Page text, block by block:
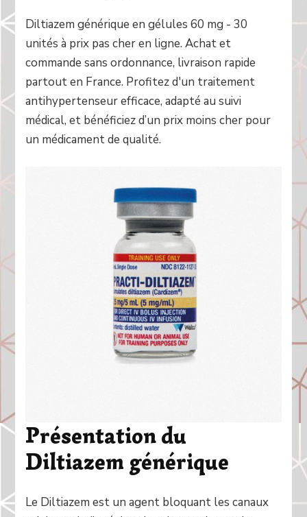
Diltiazem générique en gélules 60 mg - 30
unités à prix pas cher en ligne. Achat et
commande sans ordonnance, livraison rapide
partout en France. Profitez d'un traitement
antihypertenseur efficace, adapté au suivi
médical, et bénéficiez d’un prix moins cher pour
un médicament de qualité.
Présentation du
Diltiazem générique
Le Diltiazem est un agent bloquant les canaux